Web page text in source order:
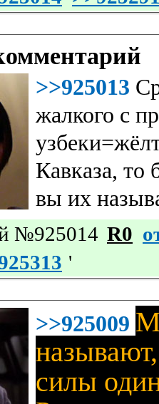
>>925013
жалкого с
Кавказа,
вы их
№925014 R0
'
>>925009
силы